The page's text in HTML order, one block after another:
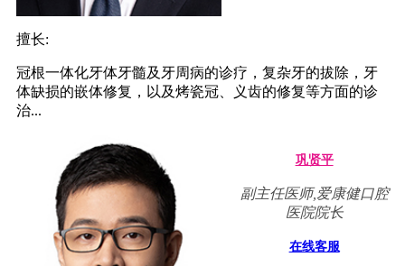
擅长:
冠根一体化牙体牙髓及牙周病的诊疗，复杂牙的拔除，牙
体缺损的嵌体修复，以及烤瓷冠、义齿的修复等方面的诊
治...
巩贤平
副主任医师,爱康健口腔
医院院长
在线客服